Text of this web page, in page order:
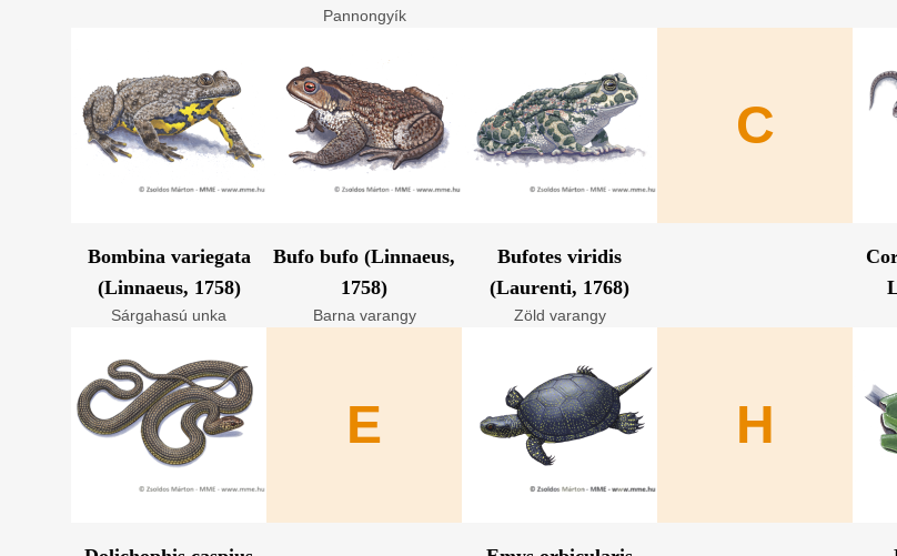
Pannongyík
Sárgahasú unka
Bombina variegata
(Linnaeus, 1758)
Barna varangy
Bufo bufo (Linnaeus,
1758)
Zöld varangy
Bufotes viridis
(Laurenti, 1768)
C
E H